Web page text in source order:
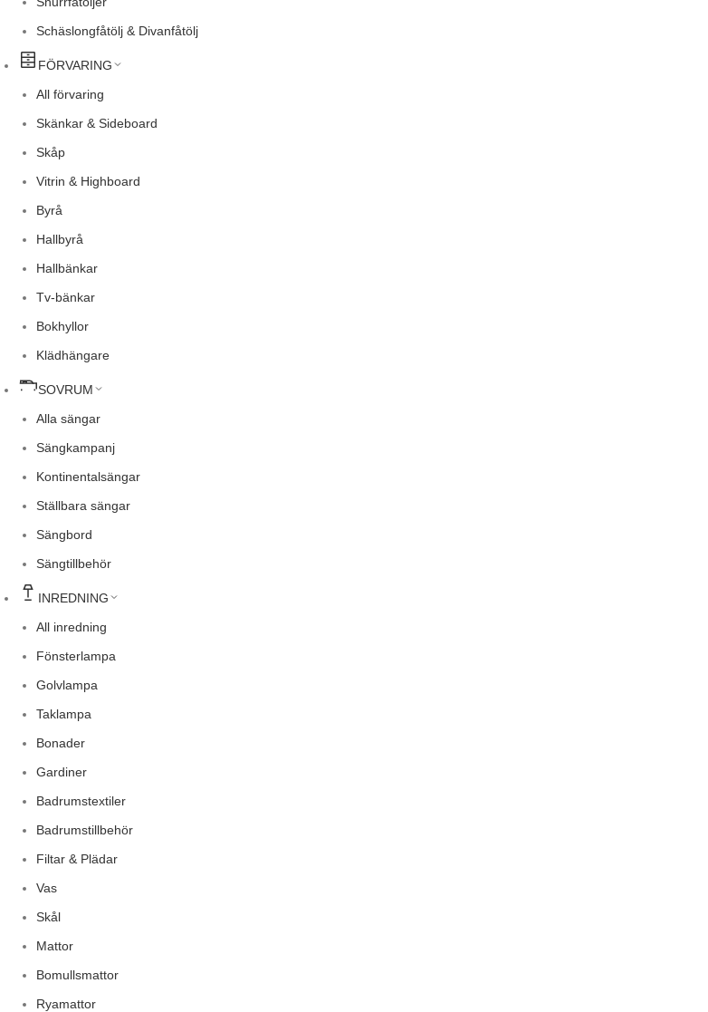
Schäslongfåtölj & Divanfåtölj
FÖRVARING
All förvaring
Skänkar & Sideboard
Skåp
Vitrin & Highboard
Byrå
Hallbyrå
Hallbänkar
Tv-bänkar
Bokhyllor
Klädhängare
SOVRUM
Alla sängar
Sängkampanj
Kontinentalsängar
Ställbara sängar
Sängbord
Sängtillbehör
INREDNING
All inredning
Fönsterlampa
Golvlampa
Taklampa
Bonader
Gardiner
Badrumstextiler
Badrumstillbehör
Filtar & Plädar
Vas
Skål
Mattor
Bomullsmattor
Ryamattor